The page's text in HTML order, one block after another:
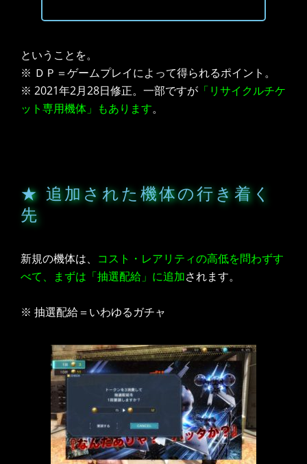
ということを。
※ ＤＰ＝ゲームプレイによって得られるポイント。
※ 2021年2月28日修正。一部ですが 「リサイクルチケ
ット専用機体」もあります。
★ 追加された機体の行き着く
先
新規の機体は、 コスト・レアリティの高低を問わずす
べて、まずは「抽選配給」に追加されます。
※ 抽選配給＝いわゆるガチャ